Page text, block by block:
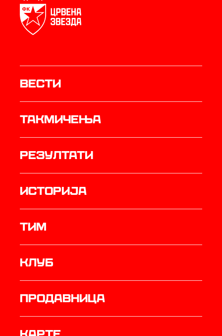
Вести
Такмичења
резултати
историја
ТИМ
Клуб
продавница